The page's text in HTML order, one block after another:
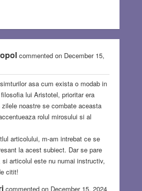
commented on December 15,
asa cum exista o modab in
lui Aristotel, prioritar era
noastre se combate aceasta
rolul mirosului si al
articolului, m-am intrebat ce se
la acest subiect. Dar se pare
articolul este nu numai instructiv,
citit!
commented on December 15, 2024